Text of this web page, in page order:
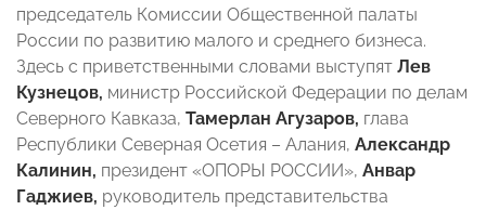
председатель Комиссии Общественной палаты
России по развитию малого и среднего бизнеса.
Здесь с приветственными словами выступят Лев
Кузнецов, министр Российской Федерации по делам
Северного Кавказа, Тамерлан Агузаров, глава
Республики Северная Осетия – Алания, Александр
Калинин, президент «ОПОРЫ РОССИИ», Анвар
Гаджиев, руководитель представительства